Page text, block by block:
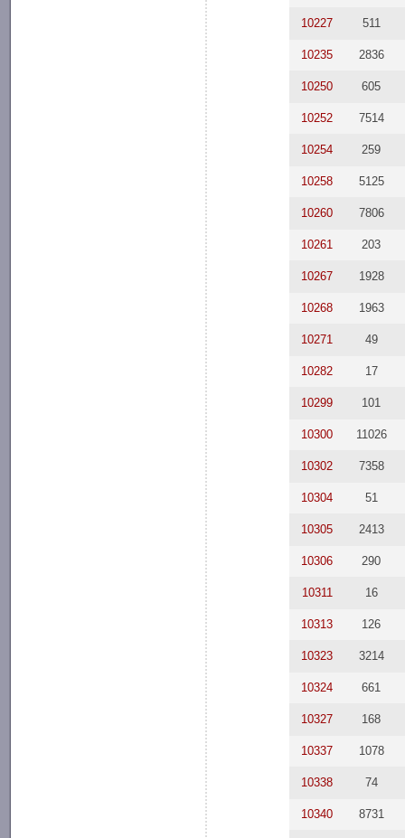
10227 511
10235 2836
10250 605
10252 7514
10254 259
10258 5125
10260 7806
10261 203
10267 1928
10268 1963
10271 49
10282 17
10299 101
10300 11026
10302 7358
10304 51
10305 2413
10306 290
10311 16
10313 126
10323 3214
10324 661
10327 168
10337 1078
10338 74
10340 8731